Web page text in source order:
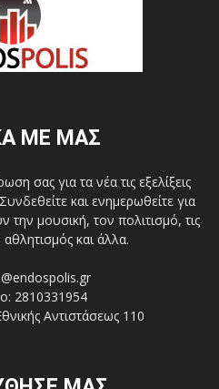
ΜΕ ΜΑΣ
σας για τα νέα τις εξελίξεις
και ενημερωθείτε για
μουσική, τον πολιτισμό, τις
αθλητισμός και άλλα.
2810331954
Αντιστάσεως 110